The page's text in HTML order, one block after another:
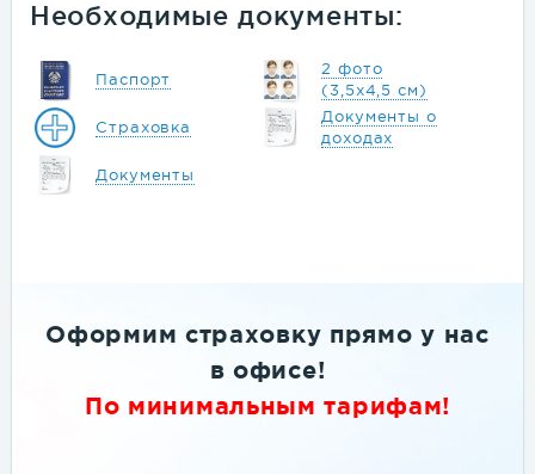
Необходимые документы:
Паспорт
2 фото
(3,5х4,5 см)
Страховка
Документы о
доходах
Документы
Оформим страховку прямо у нас
в офисе!
По минимальным тарифам!